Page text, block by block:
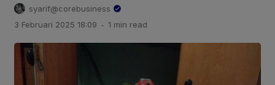
syarif@corebusiness
3 Februari 2025 18:09 . 1 min read